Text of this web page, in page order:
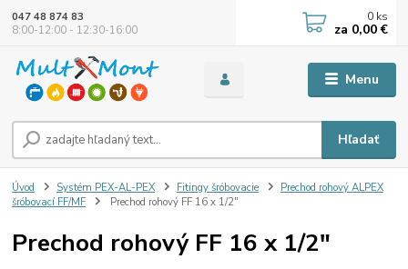
Menu
Hľadať
047 48 874 83
8:00-12:00 - 12:30-16:00
0 ks
za 0,00 €
Úvod Systém PEX-AL-PEX Fitingy šróbovacie
Prechod rohový ALPEX
šróbovací FF/MF
Prechod rohový FF 16 x 1/2"
Prechod rohový FF 16 x 1/2"